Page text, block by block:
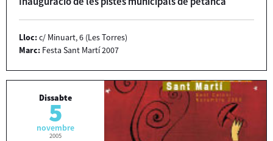
Lloc:c/ Minuart, 6 (Les Torres)
Marc: Festa Sant Martí 2007
Dissabte
5
novembre
2005